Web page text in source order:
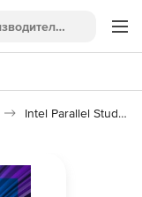
Intel Parallel Studio XE Professional Edition for C++ and Fortran